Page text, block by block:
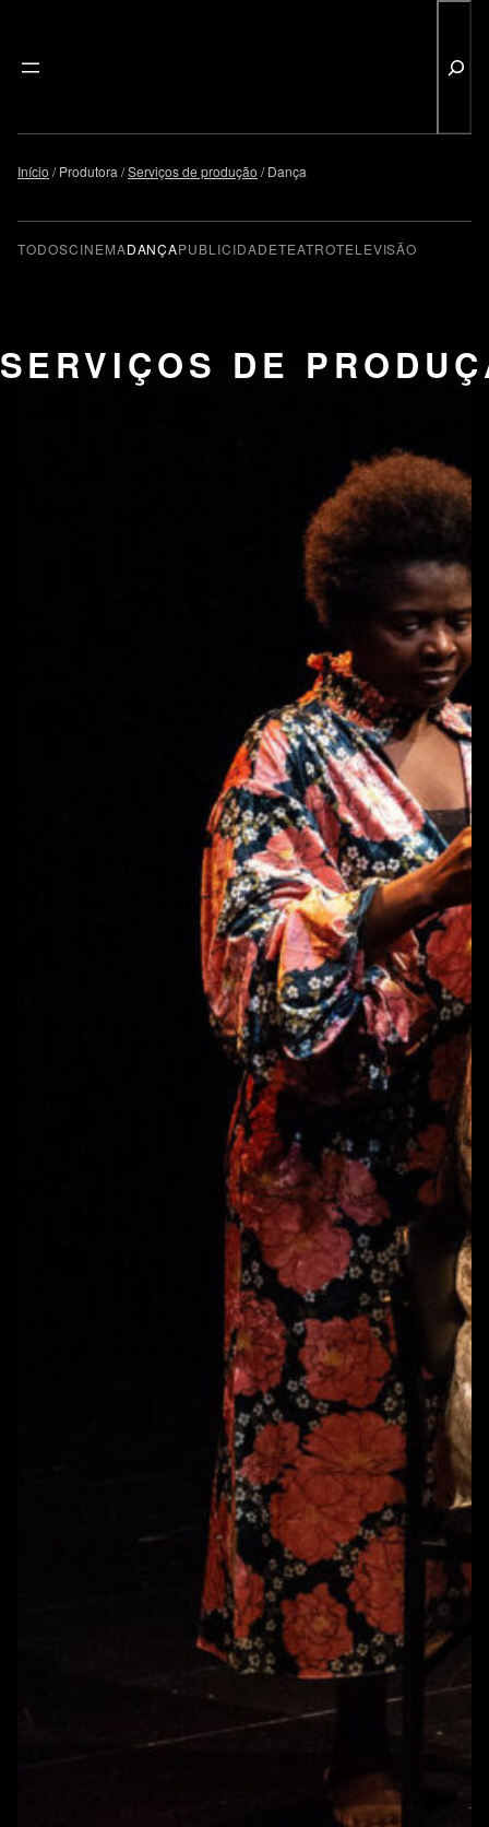
para
conteúdo
Início Produtora Serviços de produção Dança
TODOSCINEMADANÇAPUBLICIDADETEATROTELEVISÃO
SERVIÇOS DE